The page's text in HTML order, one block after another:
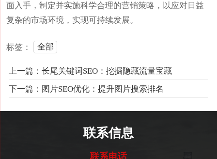
面入手，制定并实施科学合理的营销策略，以应对日益
复杂的市场环境，实现可持续发展。
标签： 全部
上一篇：长尾关键词SEO：挖掘隐藏流量宝藏
下一篇：图片SEO优化：提升图片搜索排名
联系信息
联系电话